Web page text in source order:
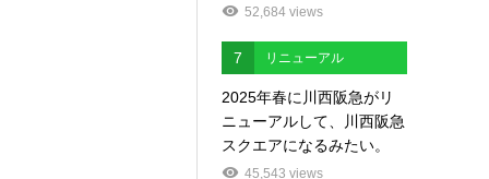
52,684 views
7 リニューアル
2025年春に川西阪急がリ
ニューアルして、川西阪急
スクエアになるみたい。
45,543 views